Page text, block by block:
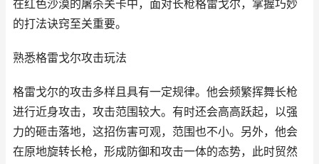
在红色沙漠的屠杀关卡中，面对长枪格雷戈尔，掌握巧妙
的打法诀窍至关重要。
熟悉格雷戈尔攻击玩法
格雷戈尔的攻击多样且具有一定规律。他会频繁挥舞长枪
进行近身攻击，攻击范围较大。有时还会高高跃起，以强
力的砸击落地，这招伤害可观，范围也不小。另外，他会
在原地旋转长枪，形成防御和攻击一体的态势，此时贸然